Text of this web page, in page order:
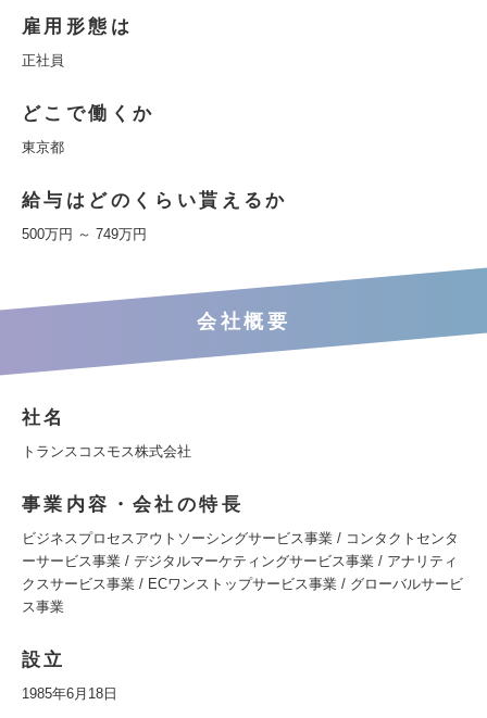
雇用形態は
正社員
どこで働くか
東京都
給与はどのくらい貰えるか
500万円 ～ 749万円
会社概要
社名
トランスコスモス株式会社
事業内容・会社の特長
ビジネスプロセスアウトソーシングサービス事業 / コンタクトセンタ
ーサービス事業 / デジタルマーケティングサービス事業 / アナリティ
クスサービス事業 / ECワンストップサービス事業 / グローバルサービ
ス事業
設立
1985年6月18日